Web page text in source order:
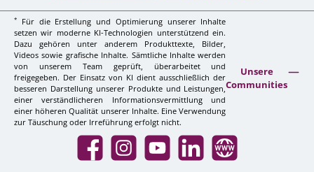
*
Für die Erstellung und Optimierung unserer Inhalte
setzen wir moderne KI-Technologien unterstützend ein.
Dazu gehören unter anderem Produkttexte, Bilder,
Videos sowie grafische Inhalte. Sämtliche Inhalte werden
von unserem Team geprüft, überarbeitet und
freigegeben. Der Einsatz von KI dient ausschließlich der
besseren Darstellung unserer Produkte und Leistungen,
einer verständlicheren Informationsvermittlung und
einer höheren Qualität unserer Inhalte. Eine Verwendung
zur Täuschung oder Irreführung erfolgt nicht.
Unsere
Communities
Facebook InstagramYouTube LinkedIn Website